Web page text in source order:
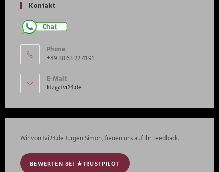
Kontakt
Phone:
+49 30 63 22 41 91
E-Mail:
kfz@fvi24.de
Wir von fvi24.de Jürgen Simon, freuen uns auf Ihr Feedback.
BEWERTEN BEI ★TRUSTPILOT